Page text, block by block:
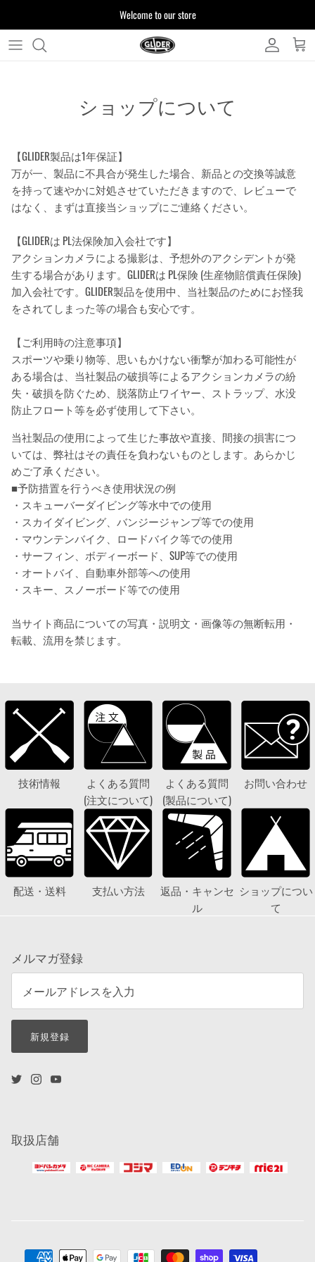
ッ
Welcome to our store
お客様からいただいたご質問をまとめており
注文について 製品について
ショップについて
【GLIDER製品は1年保証】
万が一、製品に不具合が発生した場合、新品との交換等誠意
を持って速やかに対処させていただきますので、レビューで
はなく、まずは直接当ショップにご連絡ください。
【GLIDERは PL法保険加入会社です】
アクションカメラによる撮影は、予想外のアクシデントが発
生する場合があります。GLIDERは PL保険 (生産物賠償責任保険)
加入会社です。GLIDER製品を使用中、当社製品のためにお怪我
をされてしまった等の場合も安心です。
【ご利用時の注意事項】
スポーツや乗り物等、思いもかけない衝撃が加わる可能性が
ある場合は、当社製品の破損等によるアクションカメラの紛
失・破損を防ぐため、脱落防止ワイヤー、ストラップ、水没
防止フロート等を必ず使用して下さい。
当社製品の使用によって生じた事故や直接、間接の損害につ
いては、弊社はその責任を負わないものとします。あらかじ
めご了承ください。
■予防措置を行うべき使用状況の例
・スキューバーダイビング等水中での使用
・スカイダイビング、バンジージャンプ等での使用
・マウンテンバイク、ロードバイク等での使用
・サーフィン、ボディーボード、SUP等での使用
・オートバイ、自動車外部等への使用
・スキー、スノーボード等での使用
当サイト商品についての写真・説明文・画像等の無断転用・
転載、流用を禁じます。
技術情報
よくある質問
(注文について)
よくある質問
(製品について)
お問い合わせ
配送・送料 支払い方法
返品・キャンセ
ル
ショップについ
て
メルマガ登録
新規登録
取扱店舗